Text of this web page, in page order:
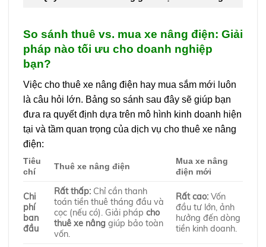
So sánh thuê vs. mua xe nâng điện: Giải
pháp nào tối ưu cho doanh nghiệp
bạn?
Việc cho thuê xe nâng điện hay mua sắm mới luôn
là câu hỏi lớn. Bảng so sánh sau đây sẽ giúp bạn
đưa ra quyết định dựa trên mô hình kinh doanh hiện
tại và tầm quan trọng của dịch vụ cho thuê xe nâng
điện:
Tiêu
chí
Thuê xe nâng điện
Mua xe nâng
điện mới
Chi
phí
ban
đầu
Rất thấp: Chỉ cần thanh
toán tiền thuê tháng đầu và
cọc (nếu có). Giải phápcho
thuê xe nâng giúp bảo toàn
vốn.
Rất cao: Vốn
đầu tư lớn, ảnh
hưởng đến dòng
tiền kinh doanh.